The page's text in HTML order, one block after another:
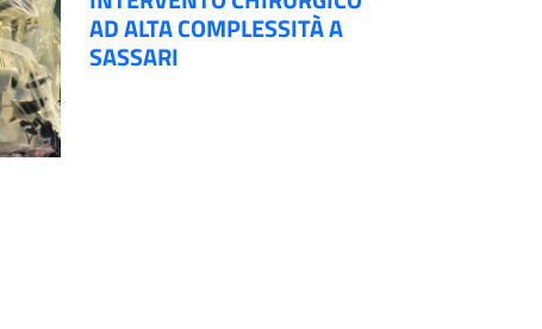
AD ALTA COMPLESSITÀ A
SASSARI